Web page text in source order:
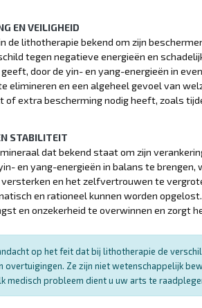
EN VEILIGHEID
de lithotherapie bekend om zijn
tegen negatieve energieën en
door de yin- en yang-energieën in
elimineren en een algeheel gevoel van
of extra bescherming nodig heeft, zoals
STABILITEIT
dat bekend staat om zijn
en yang-energieën in balans te
en het zelfvertrouwen te
en rationeel kunnen worden
en onzekerheid te overwinnen en zorgt
op het feit dat bij lithotherapie de
overtuigingen. Ze zijn niet wetenschappelijk
medisch probleem dient u uw arts te